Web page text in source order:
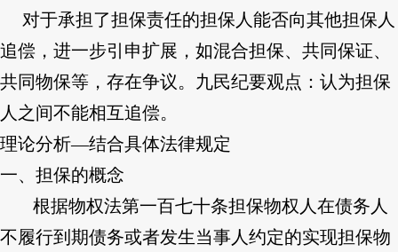
对于承担了担保责任的担保人能否向其他担保人
追偿，进一步引申扩展，如混合担保、共同保证、
共同物保等，存在争议。九民纪要观点：认为担保
人之间不能相互追偿。
理论分析—结合具体法律规定
一、担保的概念
根据物权法第一百七十条担保物权人在债务人
不履行到期债务或者发生当事人约定的实现担保物